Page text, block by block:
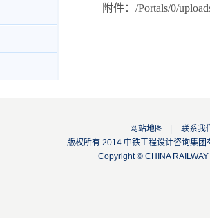
附件：/Portals/0/
网站地图
联系我
版权所有 2014 中铁工程设计咨询
Copyright © CHINA